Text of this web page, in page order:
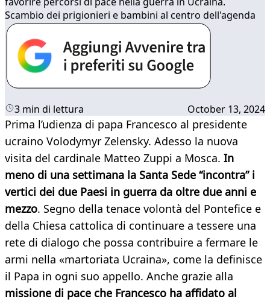
Scambio dei prigionieri e bambini al centro dell'agenda
3 min di lettura October 13, 2024
Prima l’udienza di papa Francesco al presidente
ucraino Volodymyr Zelensky. Adesso la nuova
visita del cardinale Matteo Zuppi a Mosca. In
meno di una settimana la Santa Sede “incontra” i
vertici dei due Paesi in guerra da oltre due anni e
mezzo. Segno della tenace volontà del Pontefice e
della Chiesa cattolica di continuare a tessere una
rete di dialogo che possa contribuire a fermare le
armi nella «martoriata Ucraina», come la definisce
il Papa in ogni suo appello. Anche grazie alla
missione di pace che Francesco ha affidato al